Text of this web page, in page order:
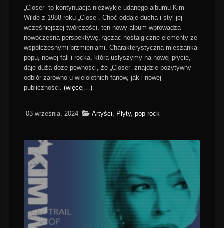
„Closer” to kontynuacja niezwykle udanego albumu Kim
Wilde z 1988 roku „Close”. Choć oddaje ducha i styl jej
wcześniejszej twórczości, ten nowy album wprowadza
nowoczesną perspektywę, łącząc nostalgiczne elementy ze
współczesnymi brzmieniami. Charakterystyczna mieszanka
popu, nowej fali i rocka, którą usłyszymy na nowej płycie,
daje dużą dozę pewności, że „Closer” znajdzie pozytywny
odbiór zarówno u wieloletnich fanów, jak i nowej
publiczności. (więcej…)
03 września, 2024 Artyści, Płyty, pop rock